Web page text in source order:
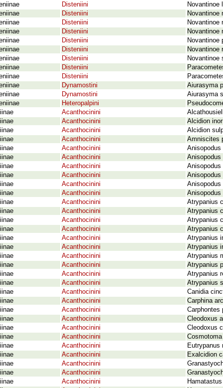
Disteniini
Novantinoe
Disteniini
Novantinoe
Disteniini
Novantinoe
Disteniini
Novantinoe
Disteniini
Novantinoe
Disteniini
Novantinoe
Disteniini
Novantinoe
Disteniini
Disteniini
Dynamostini
Aiurasyma
Dynamostini
Aiurasyma
Heteropalpini
Acanthocinini
Acanthocinini
Alcidion
Acanthocinini
Alcidion
Acanthocinini
Amniscites
Acanthocinini
Anisopodus
Acanthocinini
Acanthocinini
Acanthocinini
Acanthocinini
Acanthocinini
Anisopodus
Acanthocinini
Atrypanius
Acanthocinini
Atrypanius
Acanthocinini
Atrypanius
Acanthocinini
Atrypanius
Acanthocinini
Atrypanius
Acanthocinini
Atrypanius
Acanthocinini
Atrypanius
Acanthocinini
Atrypanius
Acanthocinini
Atrypanius
Acanthocinini
Atrypanius
Acanthocinini
Canidia
Acanthocinini
Carphina
Acanthocinini
Carphontes
Acanthocinini
Cleodoxus
Acanthocinini
Cleodoxus
Acanthocinini
Acanthocinini
Eutrypanus
Acanthocinini
Exalcidion
Acanthocinini
Acanthocinini
Acanthocinini